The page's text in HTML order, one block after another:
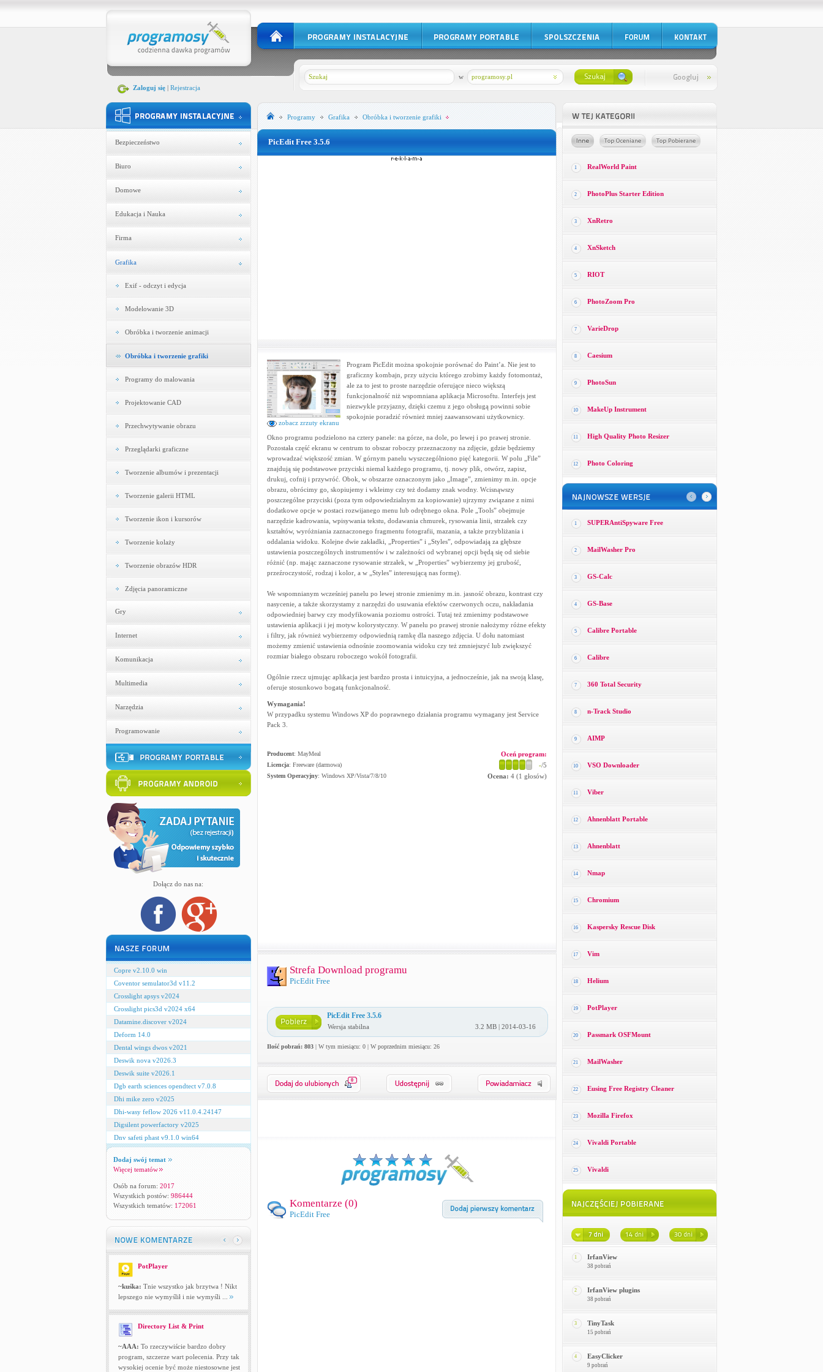
Zaloguj się| Rejestracja
programosy.pl
w
Bezpieczeństwo
Biuro
Domowe
Edukacja i Nauka
Firma
Grafika
Exif - odczyt i edycja
Modelowanie 3D
Obróbka i tworzenie animacji
Obróbka i tworzenie grafiki
Programy do malowania
Projektowanie CAD
Przechwytywanie obrazu
Przeglądarki graficzne
Tworzenie albumów i prezentacji
Tworzenie galerii HTML
Tworzenie ikon i kursorów
Tworzenie kolaży
Tworzenie obrazów HDR
Zdjęcia panoramiczne
Gry
Internet
Komunikacja
Multimedia
Narzędzia
Programowanie
Dołącz do nas na:
Copre v2.10.0 win
Coventor semulator3d v11.2
Crosslight apsys v2024
Crosslight pics3d v2024 x64
Datamine.discover v2024
Deform 14.0
Dental wings dwos v2021
Deswik nova v2026.3
Deswik suite v2026.1
Dgb earth sciences opendtect v7.0.8
Dhi mike zero v2025
Dhi-wasy feflow 2026 v11.0.4.24147
Digsilent powerfactory v2025
Dnv safeti phast v9.1.0 win64
Dodaj swój temat
Więcej tematów
Osób na forum: 2017
Wszystkich postów: 986444
Wszystkich tematów: 172061
PotPlayer
~kuśka: Tnie wszystko jak brzytwa ! Nikt
lepszego nie wymyślił i nie wymyśli ...
Directory List & Print
~AAA: To rzeczywiście bardzo dobry
program, szczerze wart polecenia. Przy tak
wysokiej ocenie być może niestosowne jest
Programy Grafika Obróbka i tworzenie grafiki
PicEdit Free 3.5.6
zobacz zrzuty ekranu
Program PicEdit można spokojnie porównać do Paint’a. Nie jest to
graficzny kombajn, przy użyciu którego zrobimy każdy fotomontaż,
ale za to jest to proste narzędzie oferujące nieco większą
funkcjonalność niż wspomniana aplikacja Microsoftu. Interfejs jest
niezwykle przyjazny, dzięki czemu z jego obsługą powinni sobie
spokojnie poradzić również mniej zaawansowani użytkownicy.
Okno programu podzielono na cztery panele: na górze, na dole, po lewej i po prawej stronie.
Pozostała część ekranu w centrum to obszar roboczy przeznaczony na zdjęcie, gdzie będziemy
wprowadzać większość zmian. W górnym panelu wyszczególniono pięć kategorii. W polu „File”
znajdują się podstawowe przyciski niemal każdego programu, tj. nowy plik, otwórz, zapisz,
drukuj, cofnij i przywróć. Obok, w obszarze oznaczonym jako „Image”, zmienimy m.in. opcje
obrazu, obrócimy go, skopiujemy i wkleimy czy też dodamy znak wodny. Wcisnąwszy
poszczególne przyciski (poza tym odpowiedzialnym za kopiowanie) ujrzymy związane z nimi
dodatkowe opcje w postaci rozwijanego menu lub odrębnego okna. Pole „Tools” obejmuje
narzędzie kadrowania, wpisywania tekstu, dodawania chmurek, rysowania linii, strzałek czy
kształtów, wyróżniania zaznaczonego fragmentu fotografii, mazania, a także przybliżania i
oddalania widoku. Kolejne dwie zakładki, „Properties” i „Styles”, odpowiadają za głębsze
ustawienia poszczególnych instrumentów i w zależności od wybranej opcji będą się od siebie
różnić (np. mając zaznaczone rysowanie strzałek, w „Properties” wybierzemy jej grubość,
przeźroczystość, rodzaj i kolor, a w „Styles” interesującą nas formę).
We wspomnianym wcześniej panelu po lewej stronie zmienimy m.in. jasność obrazu, kontrast czy
nasycenie, a także skorzystamy z narzędzi do usuwania efektów czerwonych oczu, nakładania
odpowiedniej barwy czy modyfikowania poziomu ostrości. Tutaj też zmienimy podstawowe
ustawienia aplikacji i jej motyw kolorystyczny. W panelu po prawej stronie nałożymy różne efekty
i filtry, jak również wybierzemy odpowiednią ramkę dla naszego zdjęcia. U dołu natomiast
możemy zmienić ustawienia odnośnie zoomowania widoku czy też zmniejszyć lub zwiększyć
rozmiar białego obszaru roboczego wokół fotografii.
Ogólnie rzecz ujmując aplikacja jest bardzo prosta i intuicyjna, a jednocześnie, jak na swoją klasę,
oferuje stosunkowo bogatą funkcjonalność.
Wymagania!
W przypadku systemu Windows XP do poprawnego działania programu wymagany jest Service
Pack 3.
Producent: MayMeal
Licencja: Freeware (darmowa)
System Operacyjny: Windows XP/Vista/7/8/10
Oceń program:
-/5
Ocena: 4(1 głosów)
Strefa Download programu
PicEdit Free
PicEdit Free 3.5.6
Wersja stabilna 3.2 MB | 2014-03-16
Ilość pobrań: 803| W tym miesiącu: 0 | W poprzednim miesiącu: 26
0
Komentarze (0)
PicEdit Free
1 RealWorld Paint
2 PhotoPlus Starter Edition
3 XnRetro
4 XnSketch
5 RIOT
6 PhotoZoom Pro
7 VarieDrop
8 Caesium
9 PhotoSun
10 MakeUp Instrument
11 High Quality Photo Resizer
12 Photo Coloring
1 SUPERAntiSpyware Free
2 MailWasher Pro
3 GS-Calc
4 GS-Base
5 Calibre Portable
6 Calibre
7 360 Total Security
8 n-Track Studio
9 AIMP
10 VSO Downloader
11 Viber
12 Ahnenblatt Portable
13 Ahnenblatt
14 Nmap
15 Chromium
16 Kaspersky Rescue Disk
17 Vim
18 Helium
19 PotPlayer
20 Passmark OSFMount
21 MailWasher
22 Eusing Free Registry Cleaner
23 Mozilla Firefox
24 Vivaldi Portable
25 Vivaldi
1 IrfanView
38 pobrań
2 IrfanView plugins
38 pobrań
3 TinyTask
15 pobrań
4 EasyClicker
9 pobrań